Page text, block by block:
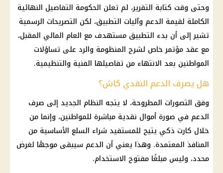
وحتى وقت كتابة التقرير، لم تعلن الحكومة التفاصيل النهائية
الكاملة لقيمة الدعم وآليات التطبيق، لكن التصريحات الرسمية
تشير إلى أن بدء التطبيق مستهدف مع العام المالي المقبل،
مع عقد مؤتمر خاص لشرح المنظومة والرد على تساؤلات
المواطنين بعد الانتهاء من تفاصيلها الفنية والتنظيمية.
هل يصرف الدعم النقدي كاش؟
وفق التصورات المطروحة، لا يتجه النظام الجديد إلى صرف
الدعم في صورة أموال نقدية مباشرة للمواطنين، وإنما من
خلال كارت ذكي يتيح للمستفيد شراء السلع الأساسية من
المنافذ المعتمدة. وهذا يعني أن الدعم سيبقى موجهًا لغرض
محدد، وليس مبلغًا مفتوح الاستخدام.